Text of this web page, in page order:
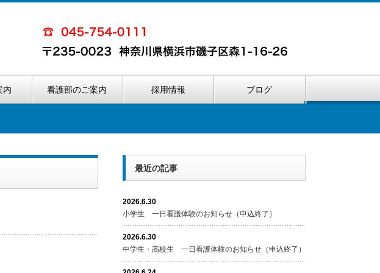
内 看護部のご案内 採用情報 ブログ
最近の記事
2026.6.30
小学生 一日看護体験のお知らせ（申込終了）
2026.6.30
中学生・高校生 一日看護体験のお知らせ（申込終了）